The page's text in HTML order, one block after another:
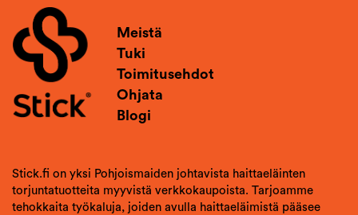
Meistä
Tuki
Toimitusehdot
Ohjata
Blogi
Stick.fi on yksi Pohjoismaiden johtavista haittaeläinten
torjuntatuotteita myyvistä verkkokaupoista. Tarjoamme
tehokkaita työkaluja, joiden avulla haittaeläimistä pääsee